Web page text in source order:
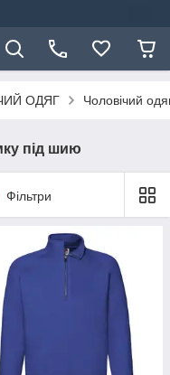
ОДЯГ Чоловічий
під шию
Фільтри